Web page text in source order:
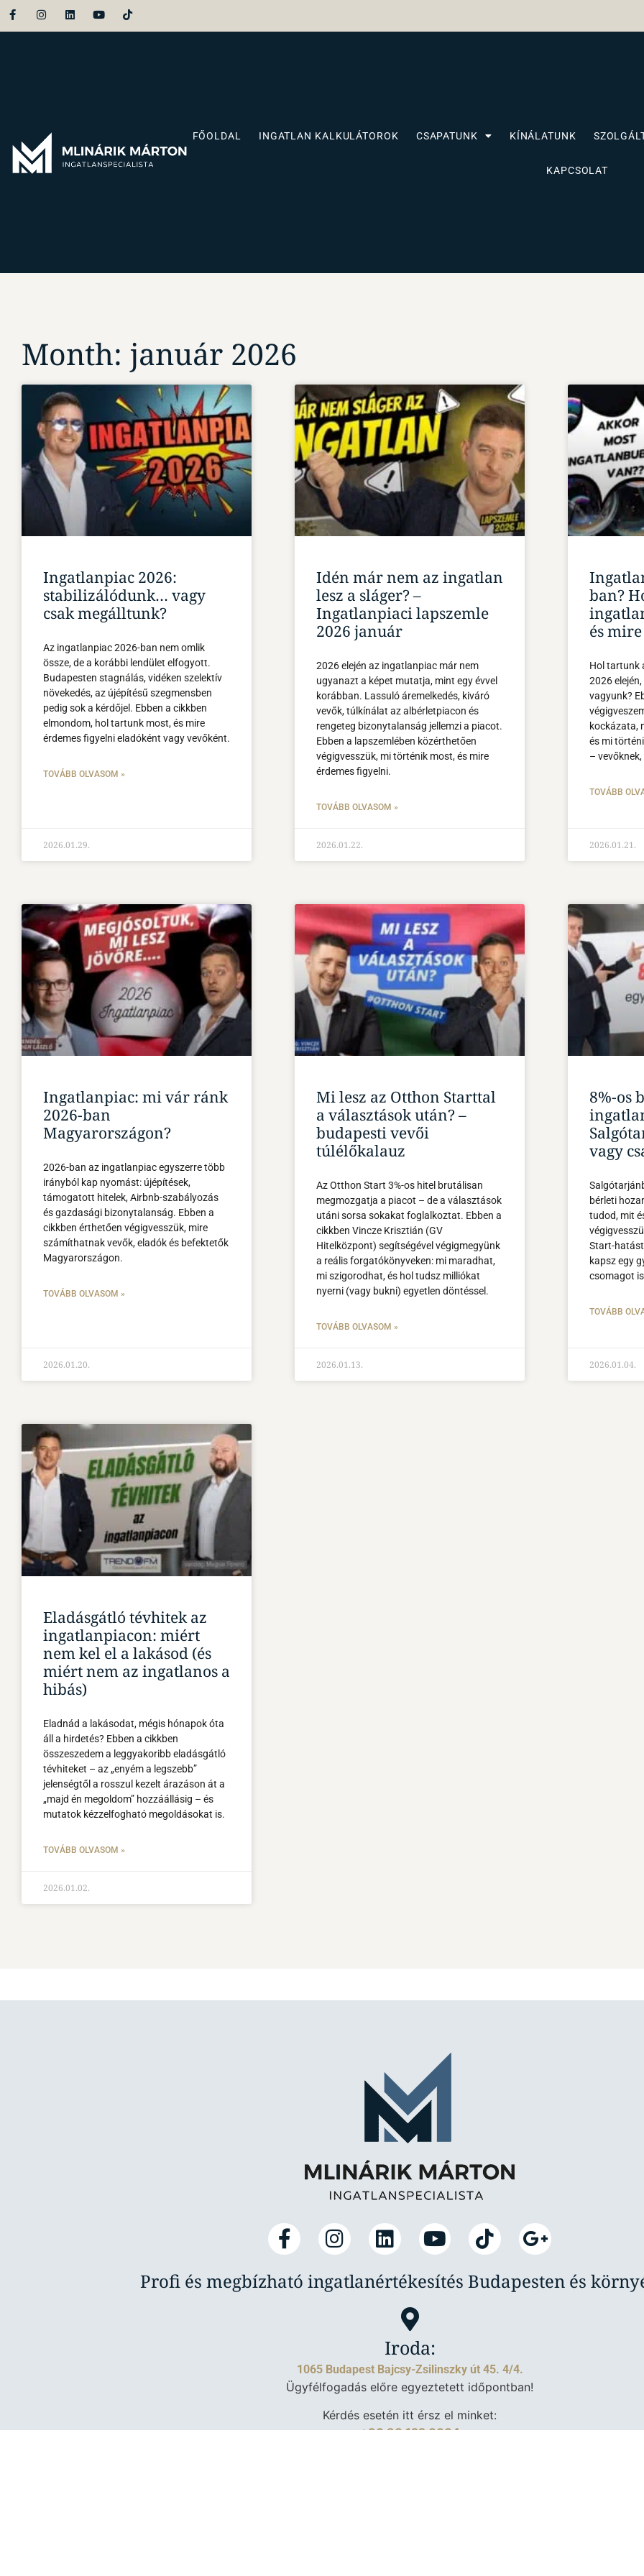
FŐOLDAL INGATLAN KALKULÁTOROK CSAPATUNK KÍNÁLATUNK
KAPCSOLAT
Month: január 2026
Ingatlanpiac 2026:
stabilizálódunk… vagy
csak megálltunk?
Az ingatlanpiac 2026-ban nem omlik
össze, de a korábbi lendület elfogyott.
Budapesten stagnálás, vidéken szelektív
növekedés, az újépítésű szegmensben
pedig sok a kérdőjel. Ebben a cikkben
elmondom, hol tartunk most, és mire
érdemes figyelni eladóként vagy vevőként.
TOVÁBB OLVASOM »
2026.01.29.
Idén már nem az ingatlan
lesz a sláger? –
Ingatlanpiaci lapszemle
2026 január
2026 elején az ingatlanpiac már nem
ugyanazt a képet mutatja, mint egy évvel
korábban. Lassuló áremelkedés, kiváró
vevők, túlkínálat az albérletpiacon és
rengeteg bizonytalanság jellemzi a piacot.
Ebben a lapszemlében közérthetően
végigvesszük, mi történik most, és mire
érdemes figyelni.
TOVÁBB OLVASOM »
2026.01.22.
ban?
és
Hol tartunk
2026
vagyunk?
kockázata,
és mi
–
TOVÁBB
2026.01.21.
Ingatlanpiac: mi vár ránk
2026-ban
Magyarországon?
2026-ban az ingatlanpiac egyszerre több
irányból kap nyomást: újépítések,
támogatott hitelek, Airbnb-szabályozás
és gazdasági bizonytalanság. Ebben a
cikkben érthetően végigvesszük, mire
számíthatnak vevők, eladók és befektetők
Magyarországon.
TOVÁBB OLVASOM »
2026.01.20.
Mi lesz az Otthon Starttal
a választások után? –
budapesti vevői
túlélőkalauz
Az Otthon Start 3%-os hitel brutálisan
megmozgatja a piacot – de a választások
utáni sorsa sokakat foglalkoztat. Ebben a
cikkben Vincze Krisztián (GV
Hitelközpont) segítségével végigmegyünk
a reális forgatókönyveken: mi maradhat,
mi szigorodhat, és hol tudsz milliókat
nyerni (vagy bukni) egyetlen döntéssel.
TOVÁBB OLVASOM »
2026.01.13.
8%-os
vagy
bérleti
tudod, mit
Start-
kapsz egy
csomagot
TOVÁBB
2026.01.04.
Eladásgátló tévhitek az
ingatlanpiacon: miért
nem kel el a lakásod (és
miért nem az ingatlanos a
hibás)
Eladnád a lakásodat, mégis hónapok óta
áll a hirdetés? Ebben a cikkben
összeszedem a leggyakoribb eladásgátló
tévhiteket – az „enyém a legszebb”
jelenségtől a rosszul kezelt árazáson át a
„majd én megoldom” hozzáállásig – és
mutatok kézzelfogható megoldásokat is.
TOVÁBB OLVASOM »
2026.01.02.
Profi és megbízható ingatlanértékesítés Budapesten és
Iroda:
1065 Budapest Bajcsy-Zsilinszky út 45. 4/4.
Ügyfélfogadás előre egyeztetett időpontban!
Kérdés esetén itt érsz el minket:
+36 30 122 0004